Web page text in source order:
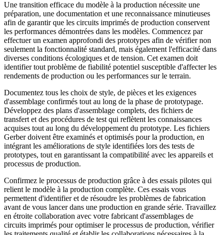
Une transition efficace du modèle à la production nécessite une
préparation, une documentation et une reconnaissance minutieuses
afin de garantir que les circuits imprimés de production conservent
les performances démontrées dans les modèles. Commencez par
effectuer un examen approfondi des prototypes afin de vérifier non
seulement la fonctionnalité standard, mais également l'efficacité dans
diverses conditions écologiques et de tension. Cet examen doit
identifier tout problème de fiabilité potentiel susceptible d'affecter les
rendements de production ou les performances sur le terrain.
Documentez tous les choix de style, de pièces et les exigences
d'assemblage confirmés tout au long de la phase de prototypage.
Développez des plans d'assemblage complets, des fichiers de
transfert et des procédures de test qui reflètent les connaissances
acquises tout au long du développement du prototype. Les fichiers
Gerber doivent être examinés et optimisés pour la production, en
intégrant les améliorations de style identifiées lors des tests de
prototypes, tout en garantissant la compatibilité avec les appareils et
processus de production.
Confirmez le processus de production grâce à des essais pilotes qui
relient le modèle à la production complète. Ces essais vous
permettent d'identifier et de résoudre les problèmes de fabrication
avant de vous lancer dans une production en grande série. Travaillez
en étroite collaboration avec votre fabricant d'assemblages de
circuits imprimés pour optimiser le processus de production, vérifier